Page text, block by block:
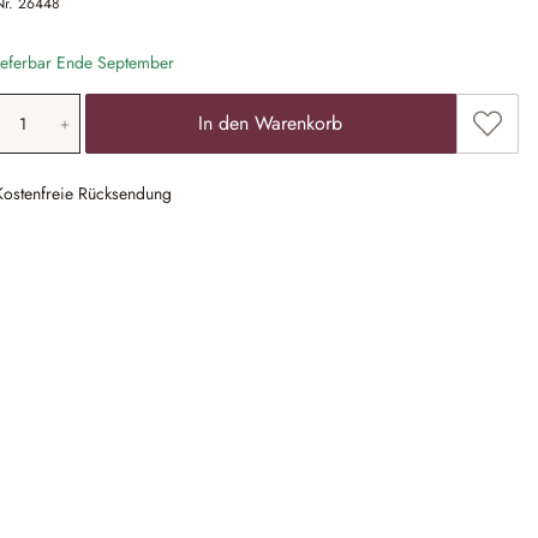
Ende September
Anzahl: Gib den gewünschten
In den Warenkorb Zum
Rücksendung